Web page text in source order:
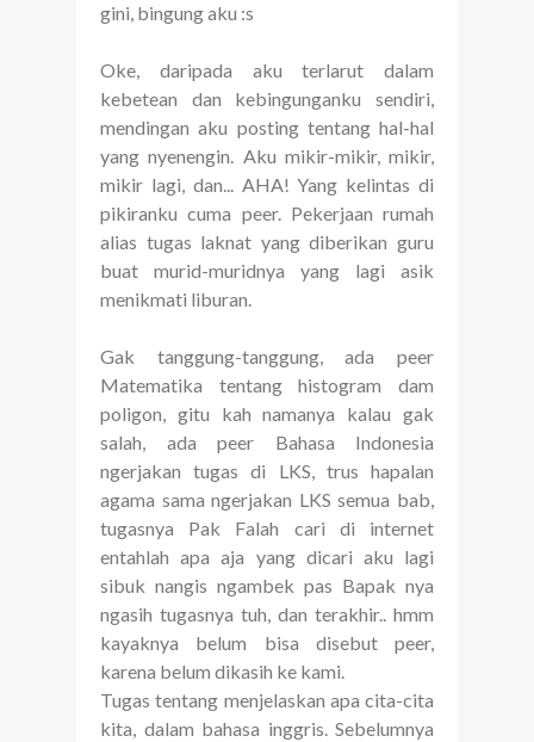
gini, bingung aku :s
Oke, daripada aku terlarut dalam
kebetean dan kebingunganku sendiri,
mendingan aku posting tentang hal-hal
yang nyenengin. Aku mikir-mikir, mikir,
mikir lagi, dan... AHA! Yang kelintas di
pikiranku cuma peer. Pekerjaan rumah
alias tugas laknat yang diberikan guru
buat murid-muridnya yang lagi asik
menikmati liburan.
Gak tanggung-tanggung, ada peer
Matematika tentang histogram dam
poligon, gitu kah namanya kalau gak
salah, ada peer Bahasa Indonesia
ngerjakan tugas di LKS, trus hapalan
agama sama ngerjakan LKS semua bab,
tugasnya Pak Falah cari di internet
entahlah apa aja yang dicari aku lagi
sibuk nangis ngambek pas Bapak nya
ngasih tugasnya tuh, dan terakhir.. hmm
kayaknya belum bisa disebut peer,
karena belum dikasih ke kami.
Tugas tentang menjelaskan apa cita-cita
kita, dalam bahasa inggris. Sebelumnya